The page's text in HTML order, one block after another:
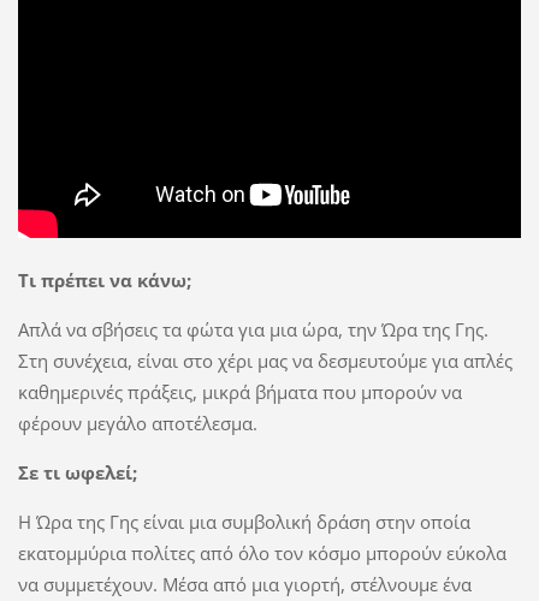
Τι πρέπει να κάνω;
Απλά να σβήσεις τα φώτα για μια ώρα, την Ώρα της Γης.
Στη συνέχεια, είναι στο χέρι μας να δεσμευτούμε για απλές
καθημερινές πράξεις, μικρά βήματα που μπορούν να
φέρουν μεγάλο αποτέλεσμα.
Σε τι ωφελεί;
Η Ώρα της Γης είναι μια συμβολική δράση στην οποία
εκατομμύρια πολίτες από όλο τον κόσμο μπορούν εύκολα
να συμμετέχουν. Μέσα από μια γιορτή, στέλνουμε ένα